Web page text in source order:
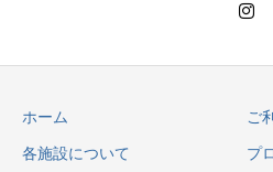
ホーム ご
各施設について プ